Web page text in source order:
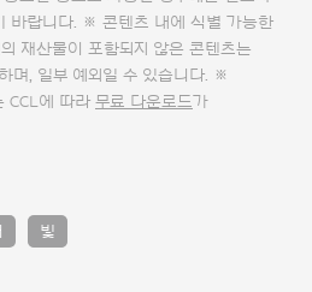
바랍니다. ※ 콘텐츠 내에 식별 가능한
재산물이 포함되지 않은 콘텐츠는
며, 일부 예외일 수 있습니다. ※
CCL에 따라 무료 다운로드가
빛